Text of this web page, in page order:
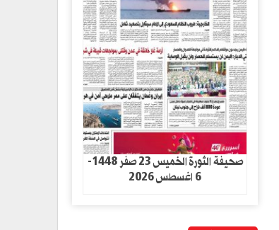
صحيفة الثورة الخميس 23 صفر 1448-
6 اغسطس 2026